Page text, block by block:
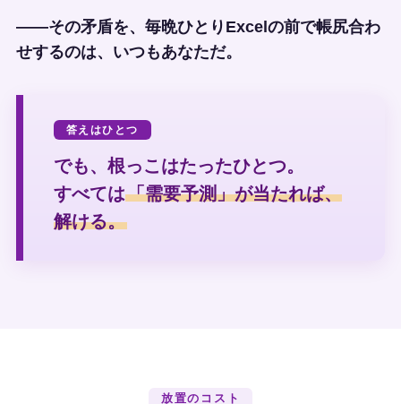
——その矛盾を、毎晩ひとりExcelの前で帳尻合わ
せするのは、いつもあなただ。
答えはひとつ
でも、根っこはたったひとつ。
すべては「需要予測」が当たれば、
解ける。
放置のコスト